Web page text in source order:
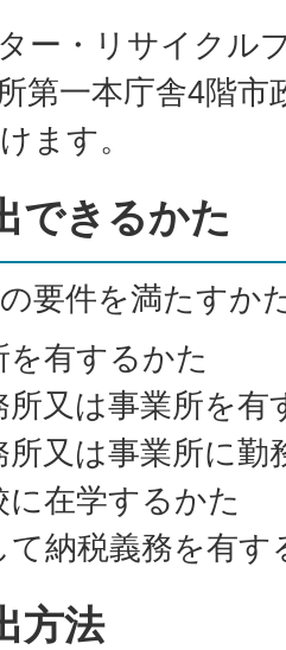
ー・リサイクル
第一本庁舎4階市
ます。
できるかた
要件を満たすか
を有するかた
所又は事業所を有
所又は事業所に勤
に在学するかた
て納税義務を有す
方法